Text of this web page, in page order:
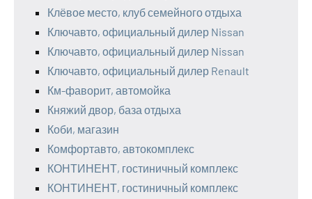
Клёвое место, клуб семейного отдыха
Ключавто, официальный дилер Nissan
Ключавто, официальный дилер Nissan
Ключавто, официальный дилер Renault
Км-фаворит, автомойка
Княжий двор, база отдыха
Коби, магазин
Комфортавто, автокомплекс
КОНТИНЕНТ, гостиничный комплекс
КОНТИНЕНТ, гостиничный комплекс